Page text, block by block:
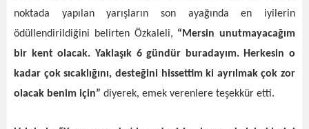
noktada yapılan yarışların son ayağında en iyilerin
ödüllendirildiğini belirten Özkaleli, “Mersin unutmayacağım
bir kent olacak. Yaklaşık 6 gündür buradayım. Herkesin o
kadar çok sıcaklığını, desteğini hissettim ki ayrılmak çok zor
olacak benim için” diyerek, emek verenlere teşekkür etti.